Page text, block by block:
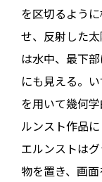
を区切るよう
せ、反射した
は水中、最下
にも見える。
を用いて幾何
ルンスト作品
エルンストは
物を置き、画